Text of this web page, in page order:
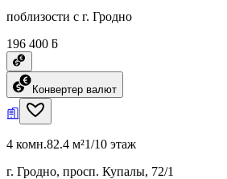
поблизости с г. Гродно
196 400 ƃ
Конвертер валют
4 комн.82.4 м²1/10 этаж
г. Гродно, просп. Купалы, 72/1